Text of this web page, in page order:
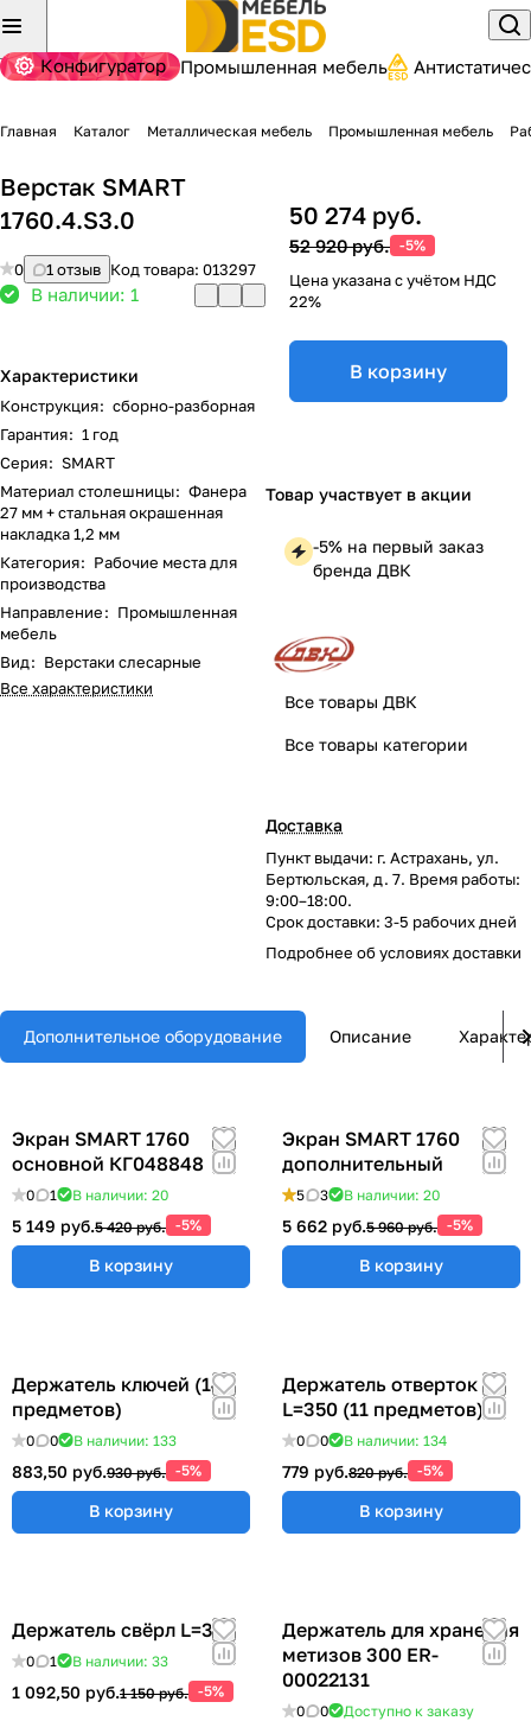
Конфигуратор Промышленная мебель
Главная Каталог Металлическая мебель Промышленная мебель
Верстак SMART
1760.4.S3.0
0 1 отзыв Код товара: 013297
В наличии: 1
Характеристики
Конструкция: сборно-разборная
Гарантия: 1 год
Серия: SMART
Материал столешницы: Фанера
27 мм + стальная окрашенная
накладка 1,2 мм
Категория: Рабочие места для
производства
Направление: Промышленная
мебель
Вид: Верстаки слесарные
Все характеристики
50 274 руб.
52 920 руб. -5%
Цена указана с учётом НДС
22%
В корзину
Товар участвует в акции
-5% на первый заказ
бренда ДВК
Все товары ДВК
Все товары категории
Доставка
Пункт выдачи: г. Астрахань, ул.
Бертюльская, д. 7. Время работы:
9:00–18:00.
Срок доставки: 3-5 рабочих дней
Подробнее обусловиях доставки
Дополнительное оборудование Описание
Экран SMART 1760
основной КГ048848
0 1 В наличии: 20
5 149 руб.5 420 руб. -5%
В корзину
Экран SMART 1760
дополнительный
5 3 В наличии: 20
5 662 руб.5 960 руб. -5%
В корзину
Держатель ключей (14
предметов)
0 0 В наличии: 133
883,50 руб.930 руб. -5%
В корзину
Держатель отверток
L=350 (11 предметов)
0 0 В наличии: 134
779 руб.820 руб. -5%
В корзину
Держатель свёрл L=315
0 1 В наличии: 33
1 092,50 руб.1 150 руб. -5%
Держатель для хранения
метизов 300 ER-
00022131
0 0 Доступно к заказу